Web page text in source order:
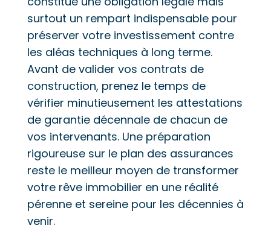
surtout un rempart indispensable pour
préserver votre investissement contre
les aléas techniques à long terme.
Avant de valider vos contrats de
construction, prenez le temps de
vérifier minutieusement les attestations
de garantie décennale de chacun de
vos intervenants. Une préparation
rigoureuse sur le plan des assurances
reste le meilleur moyen de transformer
votre rêve immobilier en une réalité
pérenne et sereine pour les décennies à
venir.